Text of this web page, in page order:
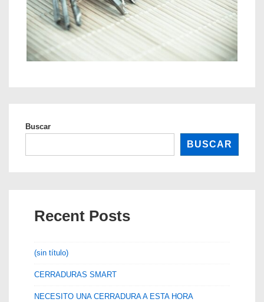
Buscar
BUSCAR
Recent Posts
(sin título)
CERRADURAS SMART
NECESITO UNA CERRADURA A ESTA HORA